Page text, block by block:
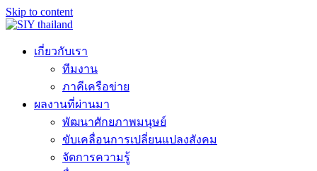
Skip to content
เกี่ยวกับเรา
ทีมงาน
ภาคีเครือข่าย
ผลงานที่ผ่านมา
พัฒนาศักยภาพมนุษย์
ขับเคลื่อนการเปลี่ยนแปลงสังคม
จัดการความรู้